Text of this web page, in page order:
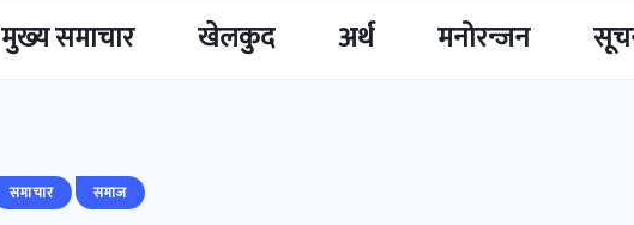
मुख्‍य समाचार खेलकुद अर्थ मनोरन्जन
समाचार समाज